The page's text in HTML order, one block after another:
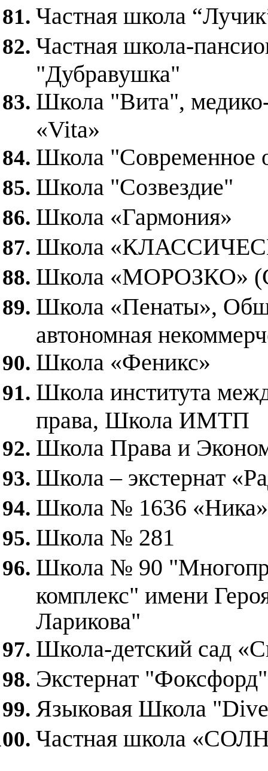
Частная школа
Частная школа-
"Дубравушка"
Школа "Вита",
«Vita»
Школа "Современное
Школа "Созвездие"
Школа «Гармония»
Школа
Школа «МОРОЗКО»
Школа «Пенаты»,
автономная
Школа «Феникс»
Школа института
права, Школа ИМТП
Школа Права и
Школа – экстернат
Школа № 1636 «Ника»
Школа № 281
Школа № 90
комплекс" имени
Ларикова"
Школа-детский сад
Экстернат "Фоксфорд"
Языковая Школа
Частная школа